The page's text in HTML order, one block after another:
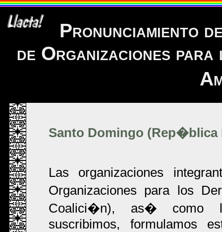
Pronunciamiento
de Organizaciones
Santo Domingo (Rep�blica
Las organizaciones
Organizaciones para los
Coalici�n), as� como
suscribimos, formulamos